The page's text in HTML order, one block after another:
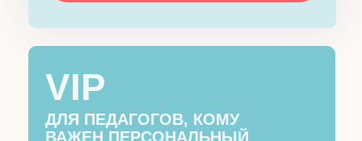
ДЛЯ ПЕДАГОГОВ, КОМУ
ВАЖЕН ПЕРСОНАЛЬНЫЙ
VIP